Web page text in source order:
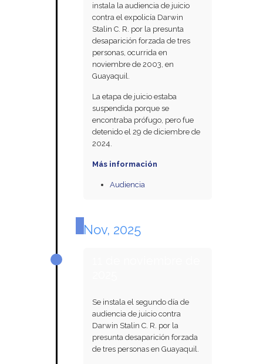
instala la audiencia de juicio
contra el expolicía Darwin
Stalin C. R. por la presunta
desaparición forzada de tres
personas, ocurrida en
noviembre de 2003, en
Guayaquil.
La etapa de juicio estaba
suspendida porque se
encontraba prófugo, pero fue
detenido el 29 de diciembre de
2024.
Más información
Audiencia
Nov, 2025
Se instala el segundo día de
audiencia de juicio contra
Darwin Stalin C. R. por la
presunta desaparición forzada
de tres personas en Guayaquil.